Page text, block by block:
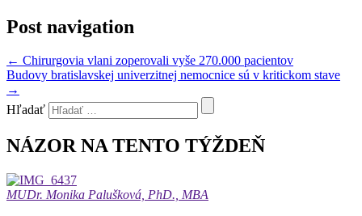
Post navigation
← Chirurgovia vlani zoperovali vyše 270.000 pacientov
Budovy bratislavskej univerzitnej nemocnice sú v kritickom stave
→
Hľadať
NÁZOR NA TENTO TÝŽDEŇ
MUDr. Monika Palušková, PhD., MBA